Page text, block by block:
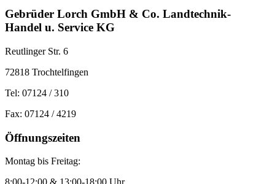
Gebrüder Lorch GmbH ­& Co. Landtechnik-
Handel u. Service KG
Reutlinger Str. 6
72818 Trochtelfingen
Tel: 07124 / 310
Fax: 07124 / 4219
Öffnungszeiten
Montag bis Freitag: